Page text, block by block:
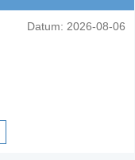
Datum: 2026-08-06